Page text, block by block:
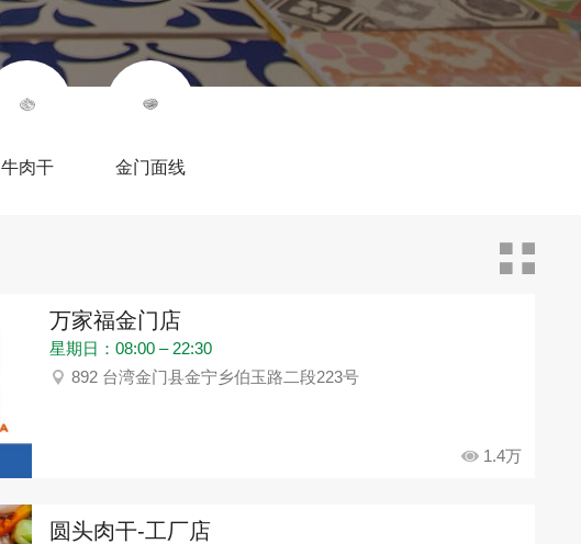
牛肉干 金门面线
万家福金门店
星期日：08:00 – 22:30
892 台湾金门县金宁乡伯玉路二段223号
1.4万
圆头肉干-工厂店